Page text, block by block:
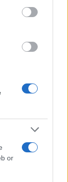
or
classi e